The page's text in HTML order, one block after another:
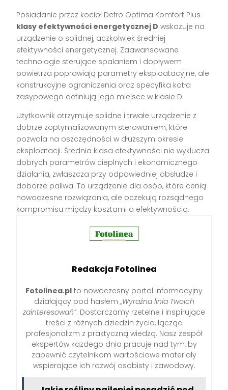
Posiadanie przez kocioł Defro Optima Komfort Plus
klasy efektywności energetycznej D wskazuje na
urządzenie o solidnej, aczkolwiek średniej
efektywności energetycznej. Zaawansowane
technologie sterujące spalaniem i dopływem
powietrza poprawiają parametry eksploatacyjne, ale
konstrukcyjne ograniczenia oraz specyfika kotła
zasypowego definiują jego miejsce w klasie D.
Użytkownik otrzymuje solidne i trwałe urządzenie z
dobrze zoptymalizowanym sterowaniem, które
pozwala na oszczędności w dłuższym okresie
eksploatacji. Średnia klasa efektywności nie wyklucza
dobrych parametrów cieplnych i ekonomicznego
działania, zwłaszcza przy odpowiedniej obsłudze i
doborze paliwa. To urządzenie dla osób, które cenią
nowoczesne rozwiązania, ale oczekują rozsądnego
kompromisu między kosztami a efektywnością.
Redakcja Fotolinea
Fotolinea.pl to nowoczesny portal informacyjny
działający pod hasłem „Wyraźna linia Twoich
zainteresowań”. Dostarczamy rzetelne i inspirujące
treści z różnych dziedzin życia, łącząc
profesjonalizm z praktyczną wiedzą. Nasz zespół
ekspertów każdego dnia pracuje nad tym, by
zapewnić czytelnikom wartościowe materiały
wspierające ich rozwój osobisty i zawodowy.